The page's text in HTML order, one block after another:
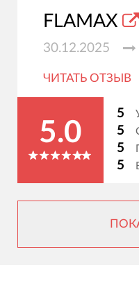
FLAMAX
30.12.2025
ЧИТАТЬ ОТЗЫВ
5.0
5
5
5
5